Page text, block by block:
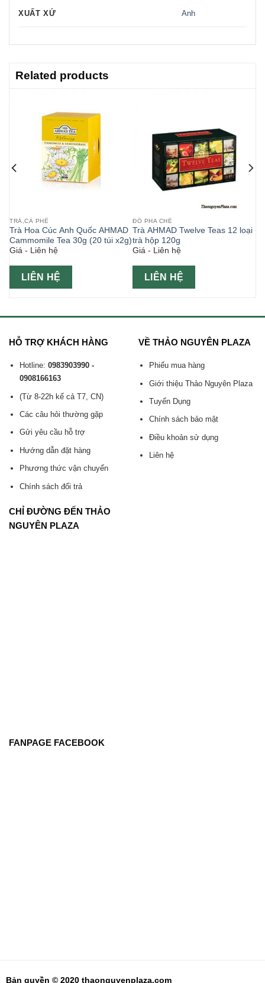
XUẤT XỨ Anh
Related products
TRÀ,CÀ PHÊ
Trà Hoa Cúc Anh Quốc AHMAD
Cammomile Tea 30g (20 túi x2g)
Giá - Liên hệ
LIÊN HỆ
ĐỒ PHA CHẾ
Trà AHMAD Twelve Teas 12 loại
trà hộp 120g
Giá - Liên hệ
LIÊN HỆ
HỖ TRỢ KHÁCH HÀNG
Hotline: 0983903990 -
0908166163
(Từ 8-22h kể cả T7, CN)
Các câu hỏi thường gặp
Gửi yêu cầu hỗ trợ
Hướng dẫn đặt hàng
Phương thức vận chuyển
Chính sách đổi trả
VỀ THẢO NGUYÊN PLAZA
Phiếu mua hàng
Giới thiệu Thảo Nguyên Plaza
Tuyển Dụng
Chính sách bảo mật
Điều khoản sử dụng
Liên hệ
CHỈ ĐƯỜNG ĐẾN THẢO
NGUYÊN PLAZA
FANPAGE FACEBOOK
Bản quyền © 2020 thaonguyenplaza.com